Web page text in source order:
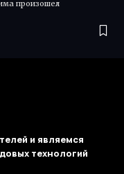
произошел
и являемся
технологий